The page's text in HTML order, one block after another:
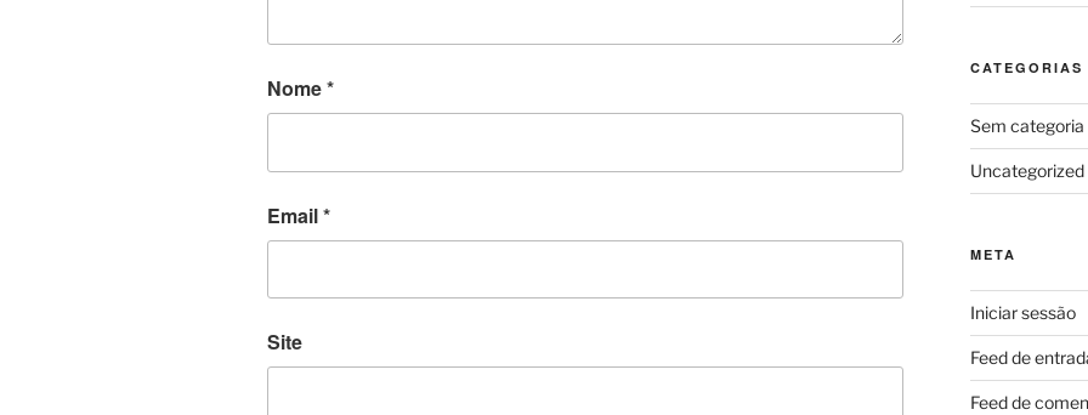
Nome*
Email*
Site
CATEGORIAS
Sem categoria
Uncategorized
META
Iniciar sessão
Feed de
Feed de